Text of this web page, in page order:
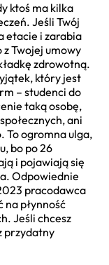
ktoś ma kilka
Jeśli Twój
etacie i zarabia
Twojej umowy
zdrowotną.
który jest
– studenci do
taką osobę,
ani
To ogromna ulga,
bo po 26
i pojawiają się
Odpowiednie
pracodawca
na płynność
Jeśli chcesz
przydatny